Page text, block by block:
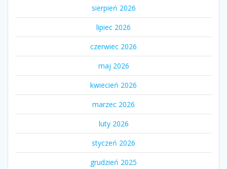
sierpień 2026
lipiec 2026
czerwiec 2026
maj 2026
kwiecień 2026
marzec 2026
luty 2026
styczeń 2026
grudzień 2025